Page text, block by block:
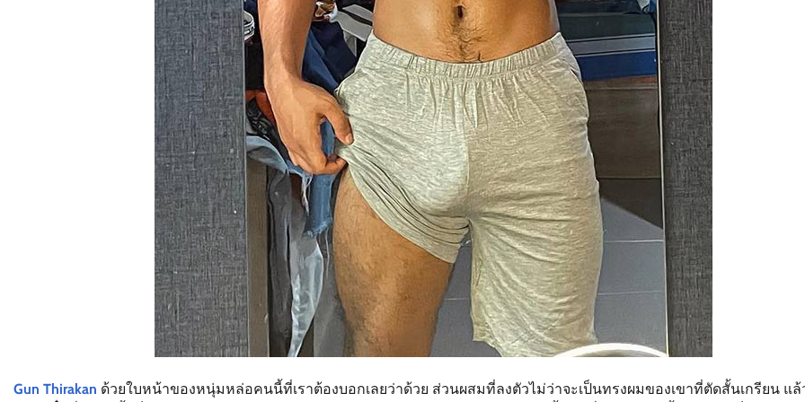
Gun Thirakan ด้วยใบหน้าของหนุ่มหล่อคนนี้ที่เราต้องบอกเลยว่าด้วย ส่วนผสมที่ลงตัวไม่ว่าจะเป็นทรงผมของเขาที่ตัดสั้นเกรียน แล้